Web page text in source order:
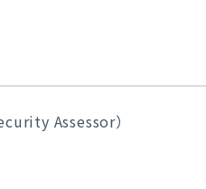
Assessor）